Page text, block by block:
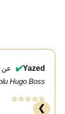
Yazed
✔️ عن
Hugo Boss
⭐⭐⭐⭐⭐
❯